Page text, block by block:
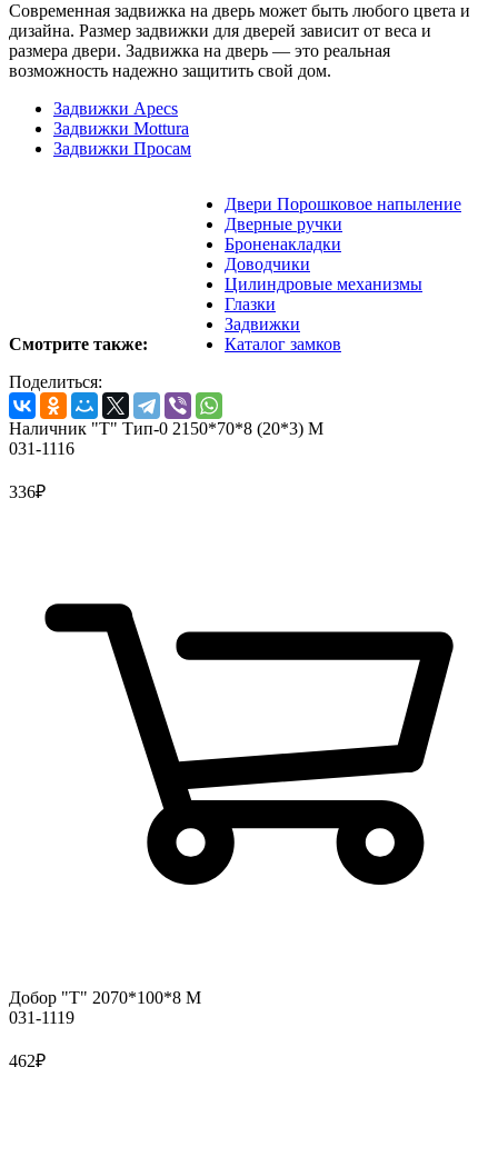
Современная задвижка на дверь может быть любого цвета и
дизайна. Размер задвижки для дверей зависит от веса и
размера двери. Задвижка на дверь — это реальная
возможность надежно защитить свой дом.
Задвижки Apecs
Задвижки Mottura
Задвижки Просам
Смотрите также:
Двери Порошковое напыление
Дверные ручки
Броненакладки
Доводчики
Цилиндровые механизмы
Глазки
Задвижки
Каталог замков
Поделиться:
Наличник "Т" Тип-0 2150*70*8 (20*3) M
031-1116
336₽
Добор "Т" 2070*100*8 М
031-1119
462₽